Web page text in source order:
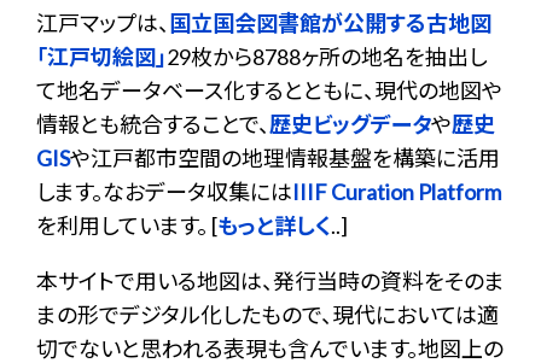
江戸マップは、 国立国会図書館が公開する古地図
「江戸切絵図」29枚から8788ヶ所の地名を抽出し
て地名データベース化するとともに、現代の地図や
情報とも統合することで、歴史ビッグデータや歴史
GISや江戸都市空間の地理情報基盤を構築に活用
します。なおデータ収集にはIIIF Curation Platform
を利用しています。 [もっと詳しく..]
本サイトで用いる地図は、発行当時の資料をそのま
まの形でデジタル化したもので、現代においては適
切でないと思われる表現も含んでいます。地図上の